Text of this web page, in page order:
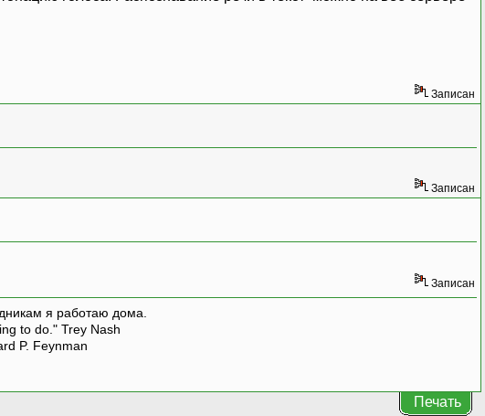
Записан
Записан
Записан
я работаю дома.
to do." Trey Nash
P. Feynman
Печать